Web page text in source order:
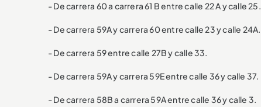
- De carrera 60 a carrera 61 B entre calle 22 A y calle 25.
- De carrera 59A y carrera 60 entre calle 23 y calle 24A.
- De carrera 59 entre calle 27B y calle 33.
- De carrera 59A y carrera 59E entre calle 36 y calle 37.
- De carrera 58B a carrera 59A entre calle 36 y calle 3.